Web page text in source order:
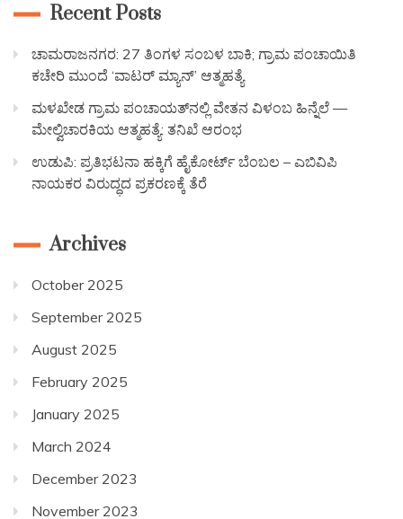
Recent Posts
ಚಾಮರಾಜನಗರ: 27 ತಿಂಗಳ ಸಂಬಳ ಬಾಕಿ; ಗ್ರಾಮ ಪಂಚಾಯಿತಿ
ಕಚೇರಿ ಮುಂದೆ ‘ವಾಟರ್ ಮ್ಯಾನ್’ ಆತ್ಮಹತ್ಯೆ
ಮಳಖೇಡ ಗ್ರಾಮ ಪಂಚಾಯತ್‌ನಲ್ಲಿ ವೇತನ ವಿಳಂಬ ಹಿನ್ನೆಲೆ —
ಮೇಲ್ವಿಚಾರಕಿಯ ಆತ್ಮಹತ್ಯೆ: ತನಿಖೆ ಆರಂಭ
ಉಡುಪಿ: ಪ್ರತಿಭಟನಾ ಹಕ್ಕಿಗೆ ಹೈಕೋರ್ಟ್ ಬೆಂಬಲ – ಎಬಿವಿಪಿ
ನಾಯಕರ ವಿರುದ್ಧದ ಪ್ರಕರಣಕ್ಕೆ ತೆರೆ
Archives
October 2025
September 2025
August 2025
February 2025
January 2025
March 2024
December 2023
November 2023